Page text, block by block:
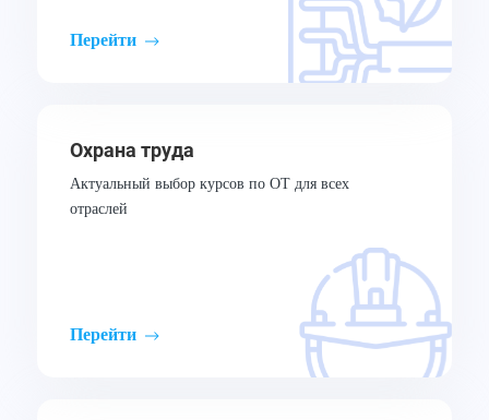
Перейти
Охрана труда
Актуальный выбор курсов по ОТ для всех
отраслей
Перейти